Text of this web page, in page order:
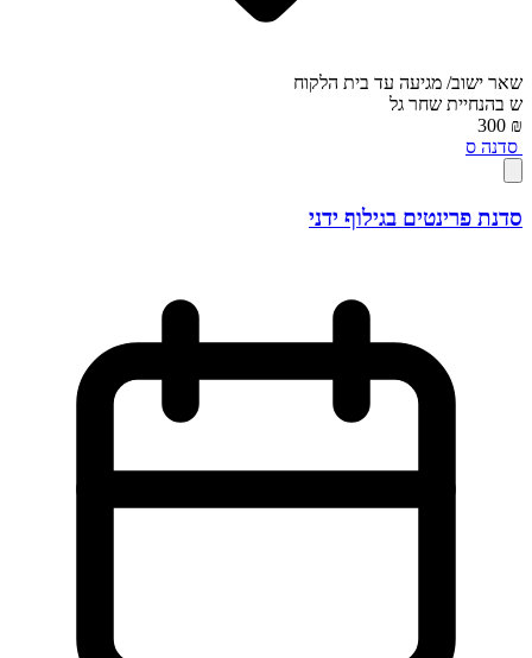
שאר ישוב/ מגיעה עד בית הלקוח
ש בהנחיית שחר גל
₪ 300
סדנה ס
סדנת פרינטים בגילוף ידני